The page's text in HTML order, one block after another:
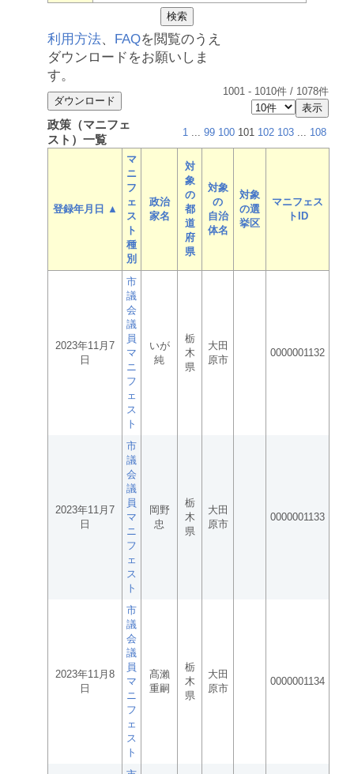
利用方法、 FAQを閲覧のうえ
ダウンロードをお願いしま
す。
1001 - 1010件 / 1078件
政策（マニフェ
スト）一覧
1 ... 99 100 101 102 103 ... 108
登録年月日 ▲
マ
ニ
フ
ェ
ス
ト
種
別
政治
家名
対
象
の
都
道
府
県
対象
の
自治
体名
対象
の選
挙区
マニフェス
トID
2023年11月7
日
市
議
会
議
員
マ
ニ
フ
ェ
ス
ト
いが
純
栃
木
県
大田
原市
0000001132
2023年11月7
日
市
議
会
議
員
マ
ニ
フ
ェ
ス
ト
岡野
忠
栃
木
県
大田
原市
0000001133
2023年11月8
日
市
議
会
議
員
マ
ニ
フ
ェ
ス
ト
髙瀨
重嗣
栃
木
県
大田
原市
0000001134